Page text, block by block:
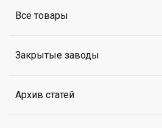
Все товары
Закрытые заводы
Архив статей